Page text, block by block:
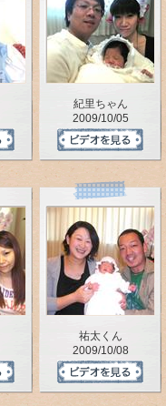
紀里ちゃん
2009/10/05
祐太くん
2009/10/08